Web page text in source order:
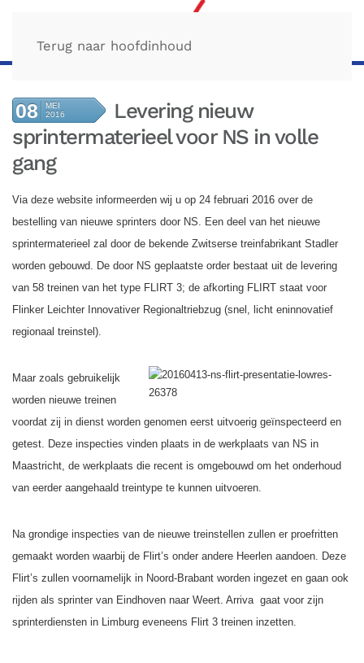
Terug naar hoofdinhoud
08
MEI
2016
Levering nieuw
sprintermaterieel voor NS in volle
gang
Via deze website informeerden wij u op 24 februari 2016 over de
bestelling van nieuwe sprinters door NS. Een deel van het nieuwe
sprintermaterieel zal door de bekende Zwitserse treinfabrikant Stadler
worden gebouwd. De door NS geplaatste order bestaat uit de levering
van 58 treinen van het type FLIRT 3; de afkorting FLIRT staat voor
Flinker Leichter Innovativer Regionaltriebzug (snel, licht eninnovatief
regionaal treinstel).
Maar zoals gebruikelijk
worden nieuwe treinen
voordat zij in dienst worden genomen eerst uitvoerig geïnspecteerd en
getest. Deze inspecties vinden plaats in de werkplaats van NS in
Maastricht, de werkplaats die recent is omgebouwd om het onderhoud
van eerder aangehaald treintype te kunnen uitvoeren.
Na grondige inspecties van de nieuwe treinstellen zullen er proefritten
gemaakt worden waarbij de Flirt’s onder andere Heerlen aandoen. Deze
Flirt’s zullen voornamelijk in Noord-Brabant worden ingezet en gaan ook
rijden als sprinter van Eindhoven naar Weert. Arriva gaat voor zijn
sprinterdiensten in Limburg eveneens Flirt 3 treinen inzetten.